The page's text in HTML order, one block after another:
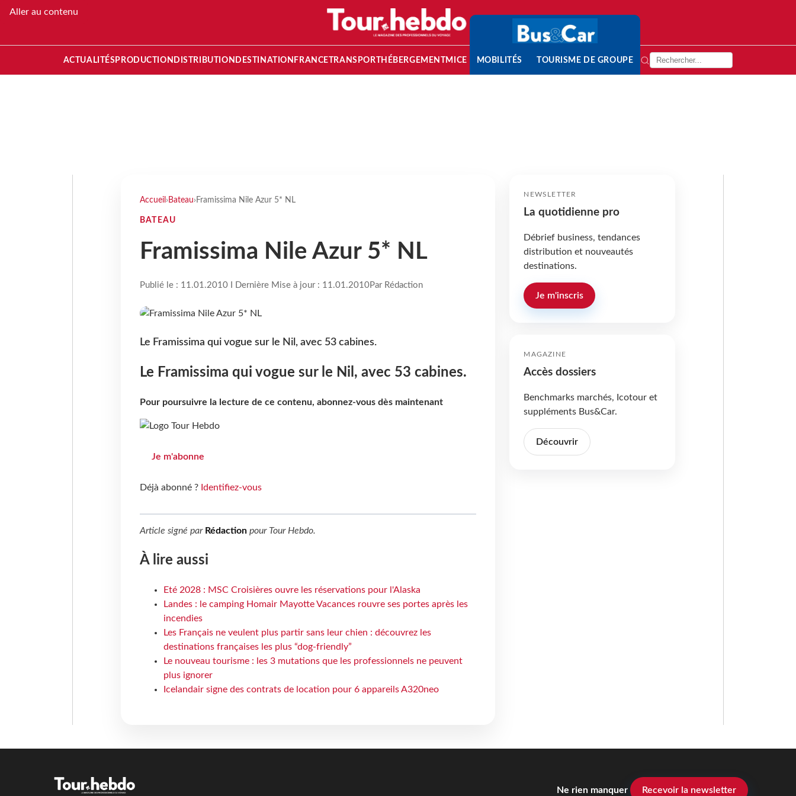
Aller au contenu
ACTUALITÉS PRODUCTION DISTRIBUTION DESTINATION FRANCETRANSPORT HÉBERGEMENTMICE MOBILITÉS TOURISME DE GROUPE
Accueil › Bateau› Framissima Nile Azur 5* NL
BATEAU
Framissima Nile Azur 5* NL
Publié le : 11.01.2010 I Dernière Mise à jour : 11.01.2010Par Rédaction
Le Framissima qui vogue sur le Nil, avec 53 cabines.
Le Framissima qui vogue sur le Nil, avec 53 cabines.
Pour poursuivre la lecture de ce contenu, abonnez-vous dès maintenant
Je m'abonne
Déjà abonné ? Identifiez-vous
Article signé par Rédactionpour Tour Hebdo.
À lire aussi
Eté 2028 : MSC Croisières ouvre les réservations pour l'Alaska
Landes : le camping Homair Mayotte Vacances rouvre ses portes après les
incendies
Les Français ne veulent plus partir sans leur chien : découvrez les
destinations françaises les plus “dog-friendly”
Le nouveau tourisme : les 3 mutations que les professionnels ne peuvent
plus ignorer
Icelandair signe des contrats de location pour 6 appareils A320neo
NEWSLETTER
La quotidienne pro
Débrief business, tendances
distribution et nouveautés
destinations.
Je m'inscris
MAGAZINE
Accès dossiers
Benchmarks marchés, Icotour et
suppléments Bus&Car.
Découvrir
Ne rien manquer Recevoir la newsletter